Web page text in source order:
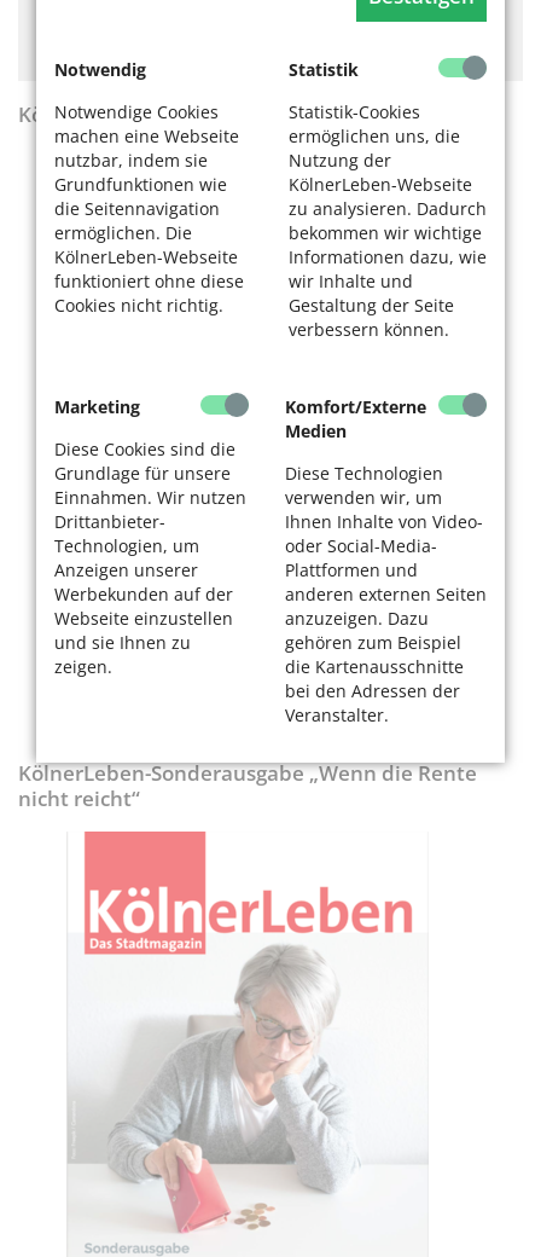
Notwendig
Notwendige Cookies
machen eine Webseite
nutzbar, indem sie
Grundfunktionen wie
die Seitennavigation
ermöglichen. Die
KölnerLeben-Webseite
funktioniert ohne diese
Cookies nicht richtig.
Statistik
Statistik-Cookies
ermöglichen uns, die
Nutzung der
KölnerLeben-Webseite
zu analysieren. Dadurch
bekommen wir wichtige
Informationen dazu, wie
wir Inhalte und
Gestaltung der Seite
verbessern können.
Marketing
Diese Cookies sind die
Grundlage für unsere
Einnahmen. Wir nutzen
Drittanbieter-
Technologien, um
Anzeigen unserer
Werbekunden auf der
Webseite einzustellen
und sie Ihnen zu
zeigen.
Komfort/Externe
Medien
Diese Technologien
verwenden wir, um
Ihnen Inhalte von Video-
oder Social-Media-
Plattformen und
anderen externen Seiten
anzuzeigen. Dazu
gehören zum Beispiel
die Kartenausschnitte
bei den Adressen der
Veranstalter.
Hier könnte Werbung stehen, mit der wir uns
Cookie-Meldung.
KölnerLeben Sommer 2026
KölnerLeben-Sonderausgabe „Wenn die Rente
nicht reicht“